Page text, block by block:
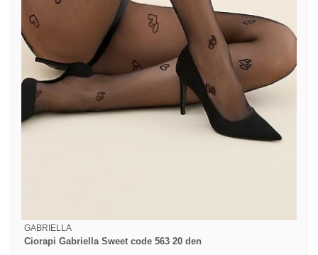
GABRIELLA
Ciorapi Gabriella Sweet code 563 20 den